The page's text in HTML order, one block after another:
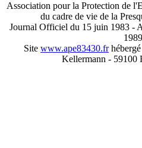
Association pour la Protection de
du cadre de vie de la
Journal Officiel du 15 juin 1983 -
1989
Site www.ape83430.fr
Kellermann - 59100